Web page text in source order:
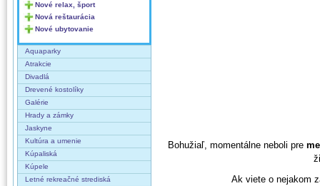
Nové relax, šport
Nová reštaurácia
Nové ubytovanie
Aquaparky
Atrakcie
Divadlá
Drevené kostolíky
Galérie
Hrady a zámky
Jaskyne
Kultúra a umenie
Kúpaliská
Kúpele
Letné rekreačné strediská
Bohužiaľ, momentálne neboli pre
Ak viete o nejakom